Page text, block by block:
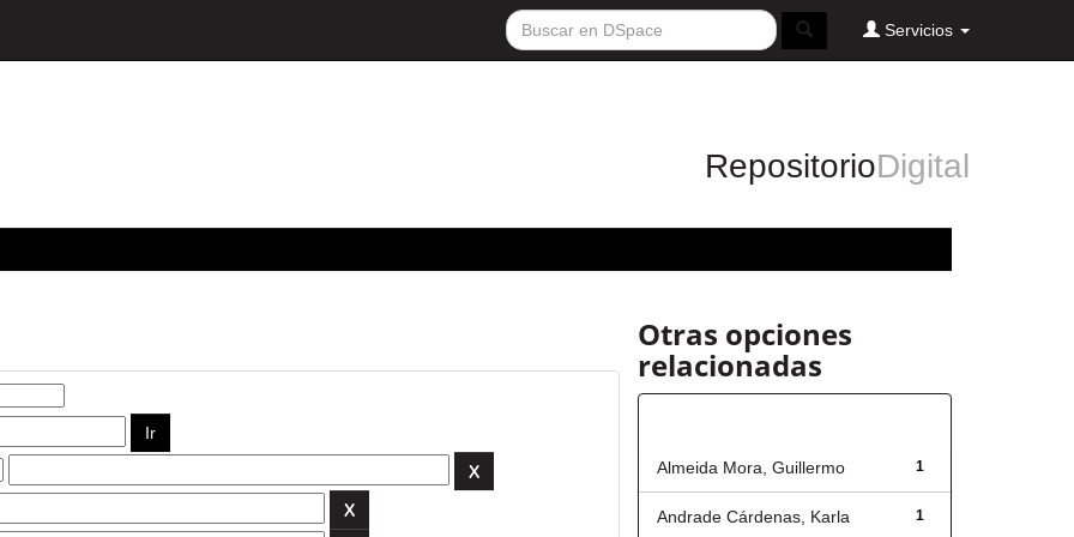
Servicios
RepositorioDigital
Otras opciones
relacionadas
1
Almeida Mora, Guillermo
1
Andrade Cárdenas, Karla